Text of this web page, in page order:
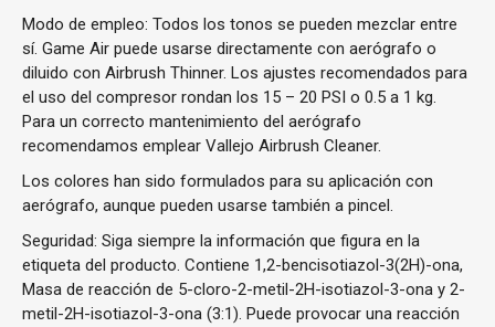
Modo de empleo: Todos los tonos se pueden mezclar entre
sí. Game Air puede usarse directamente con aerógrafo o
diluido con Airbrush Thinner. Los ajustes recomendados para
el uso del compresor rondan los 15 – 20 PSI o 0.5 a 1 kg.
Para un correcto mantenimiento del aerógrafo
recomendamos emplear Vallejo Airbrush Cleaner.
Los colores han sido formulados para su aplicación con
aerógrafo, aunque pueden usarse también a pincel.
Seguridad: Siga siempre la información que figura en la
etiqueta del producto. Contiene 1,2-bencisotiazol-3(2H)-ona,
Masa de reacción de 5-cloro-2-metil-2H-isotiazol-3-ona y 2-
metil-2H-isotiazol-3-ona (3:1). Puede provocar una reacción